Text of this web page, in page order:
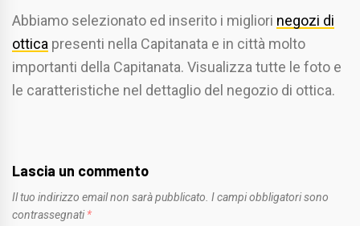
Abbiamo selezionato ed inserito i migliori negozi di
ottica presenti nella Capitanata e in città molto
importanti della Capitanata. Visualizza tutte le foto e
le caratteristiche nel dettaglio del negozio di ottica.
Lascia un commento
Il tuo indirizzo email non sarà pubblicato. I campi obbligatori sono
contrassegnati *